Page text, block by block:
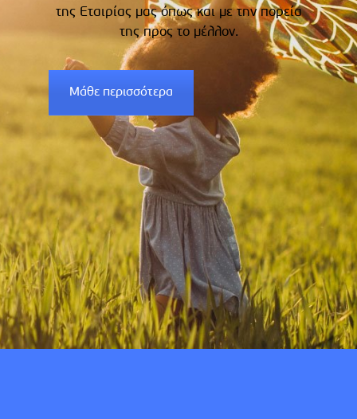
της Εταιρίας μας όπως και με την πορεία
της προς το μέλλον.
Μάθε περισσότερα